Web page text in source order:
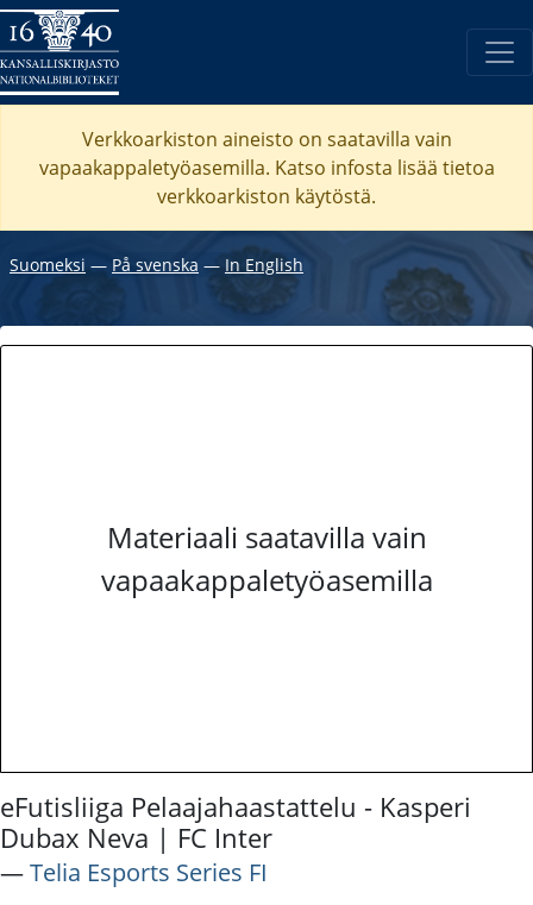
Verkkoarkiston aineisto on saatavilla vain
vapaakappaletyöasemilla. Katso infosta lisää tietoa
verkkoarkiston käytöstä.
Suomeksi ― På svenska ― In English
Materiaali saatavilla vain
vapaakappaletyöasemilla
eFutisliiga Pelaajahaastattelu - Kasperi
Dubax Neva | FC Inter
―Telia Esports Series FI